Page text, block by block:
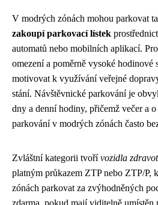
V modrých zónách mohou parkovat
zakoupí parkovací lístek
automatů nebo mobilních aplikací.
omezení a poměrně vysoké hodinové
motivovat k využívání veřejné
stání. Návštěvnické parkování je
dny a denní hodiny, přičemž večer a
parkování v modrých zónách často
Zvláštní kategorii tvořívozidla
platným průkazem ZTP nebo ZTP/P,
zónách parkovat za zvýhodněných
zdarma, pokud mají viditelně umístěn